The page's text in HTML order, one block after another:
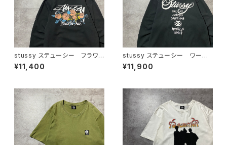
stussy ステューシー フラワ
ーグラフィック バックプリン
ト ブラック 黒 スウェット
¥11,400
stussy ステューシー ワール
ドツアー バックプリント フル
ジップ パーカー スウェット
¥11,900